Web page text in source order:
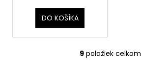
(Zlatý / Gold)
DO KOŠÍKA
O
9položiek celkom